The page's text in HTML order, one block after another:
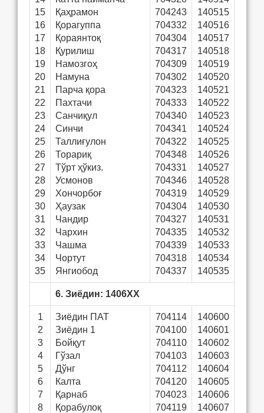
15
16
17
18
19
20
21
22
23
24
25
26
27
28
29
30
31
32
33
34
35
Қаҳрамон
Қорагуппа
Қораянтоқ
Қурилиш
Намозгоҳ
Намуна
Парча қора
Пахтачи
Санчиқул
Синчи
Таллиғулон
Торариқ
Тўрт ҳўкиз.
Усмонов
Хончорбоғ
Ҳаузак
Чандир
Чархин
Чашма
Чортут
Янгиобод
704243
704332
704304
704317
704309
704302
704323
704333
704340
704341
704322
704348
704331
704346
704319
704304
704327
704335
704339
704318
704337
140515
140516
140517
140518
140519
140520
140521
140522
140523
140524
140525
140526
140527
140528
140529
140530
140531
140532
140533
140534
140535
6. Зиёдин: 1406ХХ
1
2
3
4
5
6
7
8
Зиёдин ПАТ
Зиёдин 1
Бойқут
Гўзал
Дўнг
Калта
Қарнаб
Қорабулоқ
704114
704100
704110
704103
704112
704120
704023
704119
140600
140601
140602
140603
140604
140605
140606
140607